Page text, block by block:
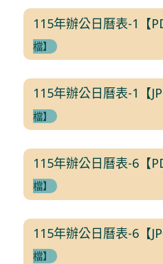
115年辦公日曆表-1【
檔】
115年辦公日曆表-1【
檔】
115年辦公日曆表-6【
檔】
115年辦公日曆表-6【
檔】